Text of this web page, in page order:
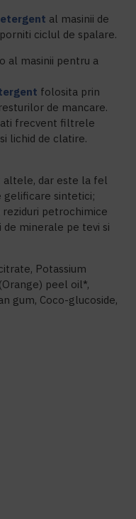
al masinii de
ciclul de spalare.
al masinii pentru a
folosita prin
de mancare.
frecvent filtrele
lichid de clatire.
altele, dar este la fel
gelificare sintetici;
reziduri petrochimice
de minerale pe tevi si
Potassium
peel oil*,
gum, Coco-glucoside,